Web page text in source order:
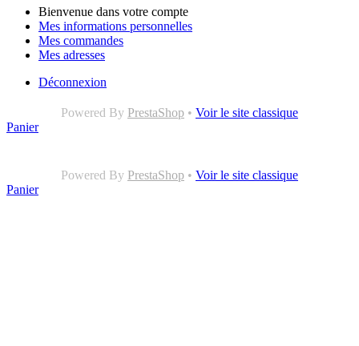
Bienvenue dans votre compte
Mes informations personnelles
Mes commandes
Mes adresses
Déconnexion
Powered By PrestaShop • Voir le site classique
Panier
Powered By PrestaShop • Voir le site classique
Panier